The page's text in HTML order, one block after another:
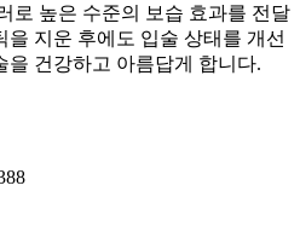
로 높은 수준의 보습 효과를 전달
지운 후에도 입술 상태를 개선
을 건강하고 아름답게 합니다.